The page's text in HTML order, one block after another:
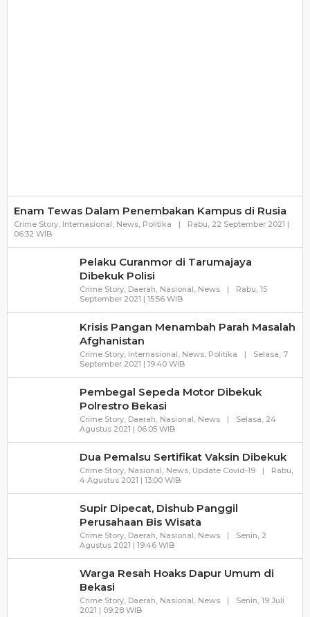
Enam Tewas Dalam Penembakan Kampus di Rusia
Crime Story, Internasional, News, Politika |
Rabu, 22 September 2021 |
06:32 WIBOleh
Pelaku Curanmor di Tarumajaya
Dibekuk Polisi
Crime Story, Daerah, Nasional, News |
Rabu, 15
September 2021 | 15:56 WIBOleh
Krisis Pangan Menambah Parah Masalah
Afghanistan
Crime Story, Internasional, News, Politika |
Selasa, 7
September 2021 | 19:40 WIBOleh
Pembegal Sepeda Motor Dibekuk
Polrestro Bekasi
Crime Story, Daerah, Nasional, News |
Selasa, 24
Agustus 2021 | 06:05 WIBOleh
Dua Pemalsu Sertifikat Vaksin Dibekuk
Crime Story, Nasional, News, Update Covid-19 |
Rabu,
4 Agustus 2021 | 13:00 WIBOleh
Supir Dipecat, Dishub Panggil
Perusahaan Bis Wisata
Crime Story, Daerah, Nasional, News |
Senin, 2
Agustus 2021 | 19:46 WIBOleh
Warga Resah Hoaks Dapur Umum di
Bekasi
Crime Story, Daerah, Nasional, News |
Senin, 19 Juli
2021 | 09:28 WIBOleh